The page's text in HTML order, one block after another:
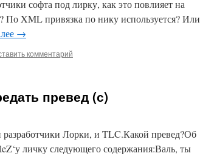
софта под лирку, как это повлияет на
По XML привязка по нику используется? Или
→
комментарий
превед (с)
Лорки, и TLC.Какой превед?Об
личку следующего содержания:Валь, ты